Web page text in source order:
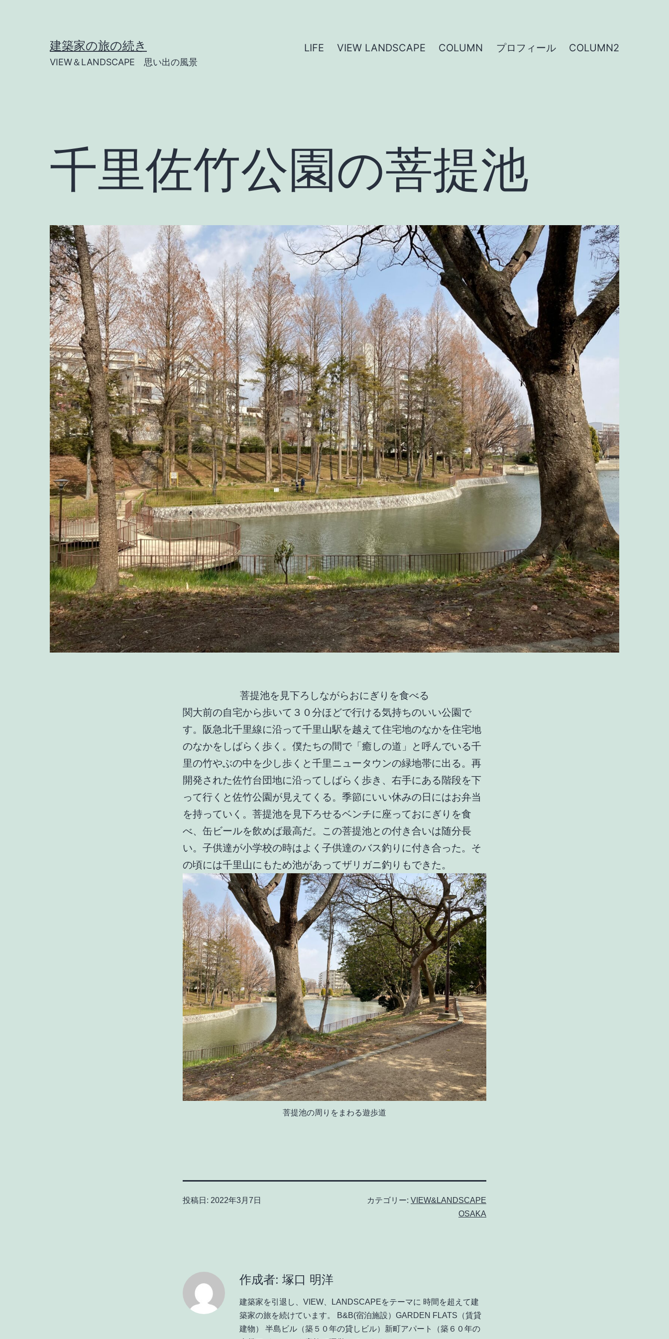
建築家の旅の続き
VIEW＆LANDSCAPE 思い出の風景
LIFE VIEW LANDSCAPE COLUMN プロフィール COLUMN2
千里佐竹公園の菩提池
菩提池を見下ろしながらおにぎりを食べる
関大前の自宅から歩いて３０分ほどで行ける気持ちのいい公園で
す。阪急北千里線に沿って千里山駅を越えて住宅地のなかを住宅地
のなかをしばらく歩く。僕たちの間で「癒しの道」と呼んでいる千
里の竹やぶの中を少し歩くと千里ニュータウンの緑地帯に出る。再
開発された佐竹台団地に沿ってしばらく歩き、右手にある階段を下
って行くと佐竹公園が見えてくる。季節にいい休みの日にはお弁当
を持っていく。菩提池を見下ろせるベンチに座っておにぎりを食
べ、缶ビールを飲めば最高だ。この菩提池との付き合いは随分長
い。子供達が小学校の時はよく子供達のバス釣りに付き合った。そ
の頃には千里山にもため池があってザリガニ釣りもできた。
菩提池の周りをまわる遊歩道
投稿日: 2022年3月7日 カテゴリー: VIEW&LANDSCAPE
OSAKA
作成者: 塚口 明洋
建築家を引退し、VIEW、LANDSCAPEをテーマに 時間を超えて建
築家の旅を続けています。 B&B(宿泊施設）GARDEN FLATS（賃貸
建物） 半島ビル（築５０年の貸しビル）新町アパート（築６０年の